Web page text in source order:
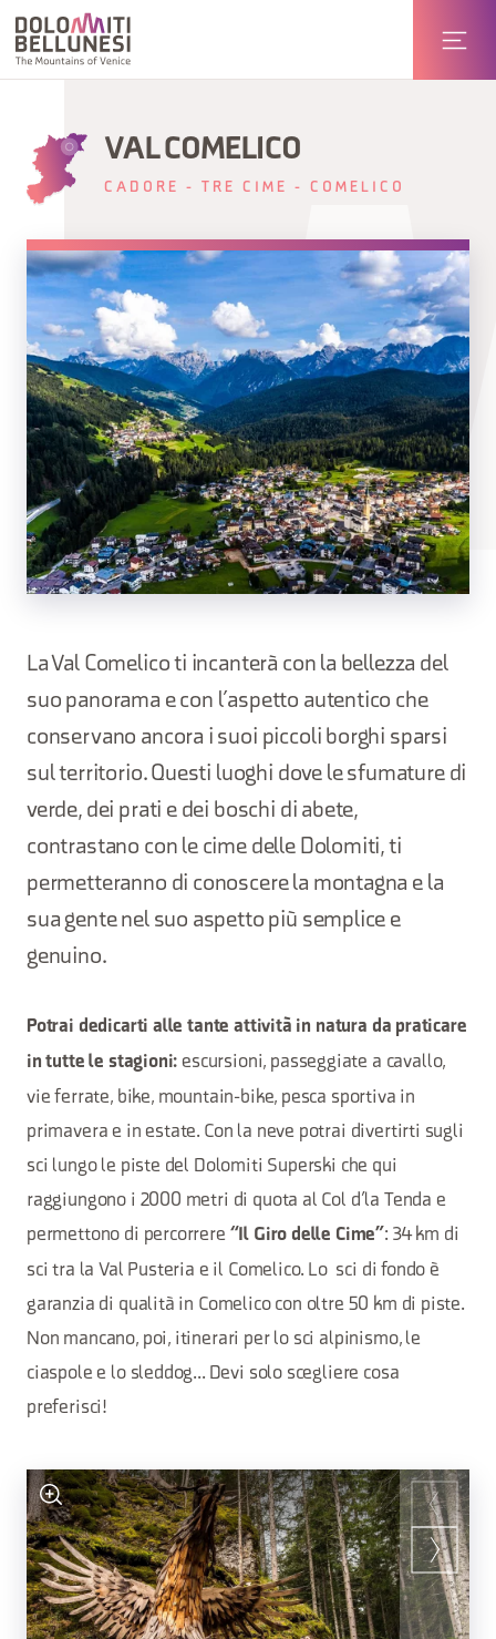
VAL COMELICO
CADORE - TRE CIME - COMELICO
La Val Comelico ti incanterà con la bellezza del
suo panorama e con l’aspetto autentico che
conservano ancora i suoi piccoli borghi sparsi
sul territorio. Questi luoghi dove le sfumature di
verde, dei prati e dei boschi di abete,
contrastano con le cime delle Dolomiti, ti
permetteranno di conoscere la montagna e la
sua gente nel suo aspetto più semplice e
genuino.
Potrai dedicarti alle tante attività in natura da praticare
in tutte le stagioni: escursioni, passeggiate a cavallo,
vie ferrate, bike, mountain-bike, pesca sportiva in
primavera e in estate. Con la neve potrai divertirti sugli
sci lungo le piste del Dolomiti Superski che qui
raggiungono i 2000 metri di quota al Col d’la Tenda e
permettono di percorrere “Il Giro delle Cime”: 34 km di
sci tra la Val Pusteria e il Comelico. Lo sci di fondo è
garanzia di qualità in Comelico con oltre 50 km di piste.
Non mancano, poi, itinerari per lo sci alpinismo, le
ciaspole e lo sleddog... Devi solo scegliere cosa
preferisci!